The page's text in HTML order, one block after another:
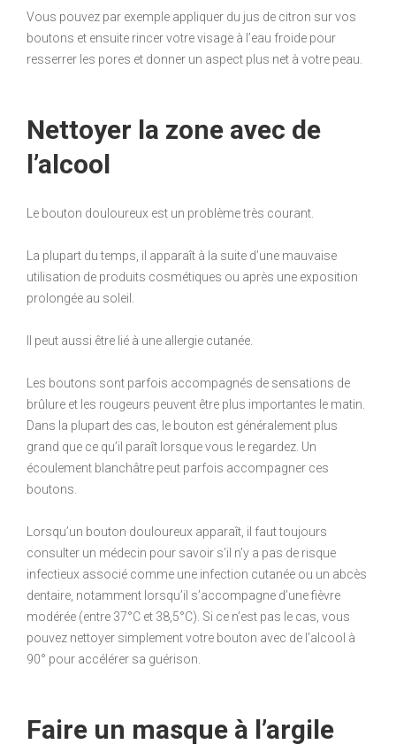
Vous pouvez par exemple appliquer du jus de citron sur vos
boutons et ensuite rincer votre visage à l’eau froide pour
resserrer les pores et donner un aspect plus net à votre peau.
Nettoyer la zone avec de
l’alcool
Le bouton douloureux est un problème très courant.
La plupart du temps, il apparaît à la suite d’une mauvaise
utilisation de produits cosmétiques ou après une exposition
prolongée au soleil.
Il peut aussi être lié à une allergie cutanée.
Les boutons sont parfois accompagnés de sensations de
brûlure et les rougeurs peuvent être plus importantes le matin.
Dans la plupart des cas, le bouton est généralement plus
grand que ce qu’il paraît lorsque vous le regardez. Un
écoulement blanchâtre peut parfois accompagner ces
boutons.
Lorsqu’un bouton douloureux apparaît, il faut toujours
consulter un médecin pour savoir s’il n’y a pas de risque
infectieux associé comme une infection cutanée ou un abcès
dentaire, notamment lorsqu’il s’accompagne d’une fièvre
modérée (entre 37°C et 38,5°C). Si ce n’est pas le cas, vous
pouvez nettoyer simplement votre bouton avec de l’alcool à
90° pour accélérer sa guérison.
Faire un masque à l’argile